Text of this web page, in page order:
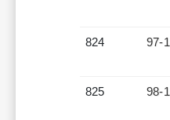
824 97-1
825 98-1